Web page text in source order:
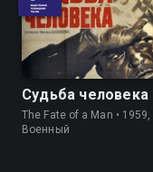
Судьба человека
The Fate of a Man •
Военный